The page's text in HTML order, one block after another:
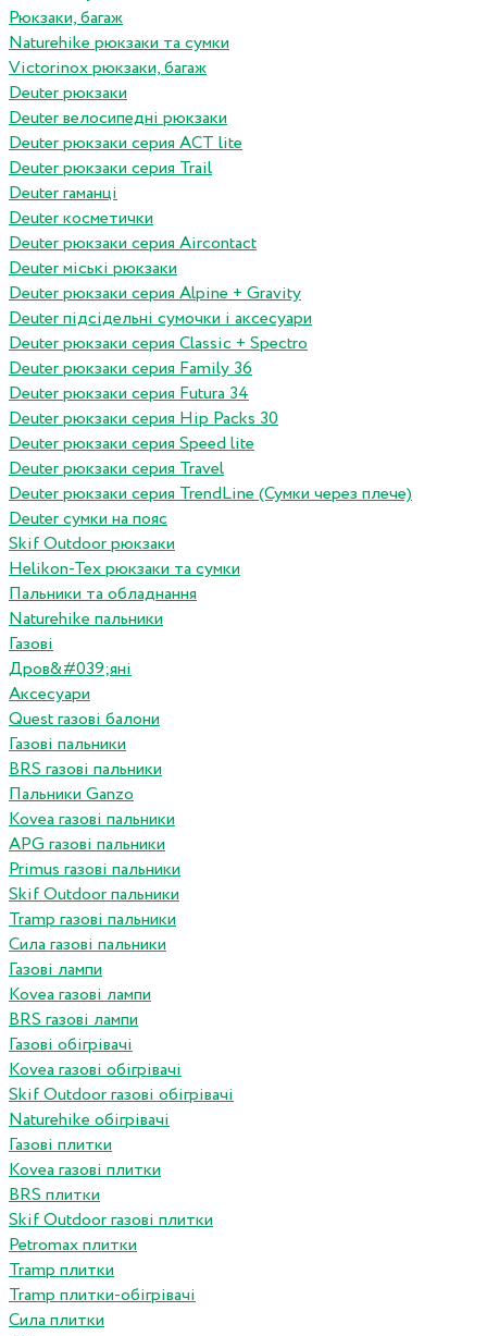
Рюкзаки, багаж
Naturehike рюкзаки та сумки
Victorinox рюкзаки, багаж
Deuter рюкзаки
Deuter велосипедні рюкзаки
Deuter рюкзаки серия ACT lite
Deuter рюкзаки серия Trail
Deuter гаманці
Deuter косметички
Deuter рюкзаки серия Aircontact
Deuter міські рюкзаки
Deuter рюкзаки серия Alpine + Gravity
Deuter підсідельні сумочки і аксесуари
Deuter рюкзаки серия Classic + Spectro
Deuter рюкзаки серия Family 36
Deuter рюкзаки серия Futura 34
Deuter рюкзаки серия Hip Packs 30
Deuter рюкзаки серия Speed lite
Deuter рюкзаки серия Travel
Deuter рюкзаки серия TrendLine (Сумки через плече)
Deuter сумки на пояс
Skif Outdoor рюкзаки
Helikon-Tex рюкзаки та сумки
Пальники та обладнання
Naturehike пальники
Газові
Дров&#039;яні
Аксесуари
Quest газові балони
Газові пальники
BRS газові пальники
Пальники Ganzo
Kovea газові пальники
APG газові пальники
Primus газові пальники
Skif Outdoor пальники
Tramp газові пальники
Сила газові пальники
Газові лампи
Kovea газові лампи
BRS газові лампи
Газові обігрівачі
Kovea газові обігрівачі
Skif Outdoor газові обігрівачі
Naturehike обігрівачі
Газові плитки
Kovea газові плитки
BRS плитки
Skif Outdoor газові плитки
Petromax плитки
Tramp плитки
Tramp плитки-обігрівачі
Сила плитки